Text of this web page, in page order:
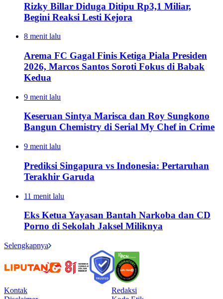
Rizky Billar Diduga Ditipu Rp3,1 Miliar,
Begini Reaksi Lesti Kejora
8 menit lalu
Arema FC Gagal Finis Ketiga Piala Presiden
2026, Marcos Santos Soroti Fokus di Babak
Kedua
9 menit lalu
Keseruan Sintya Marisca dan Roy Sungkono
Bangun Chemistry di Serial My Chef in Crime
9 menit lalu
Prediksi Singapura vs Indonesia: Pertaruhan
Terakhir Garuda
11 menit lalu
Eks Ketua Yayasan Bantah Narkoba dan CD
Porno di Sekolah Jaksel Miliknya
Selengkapnya
Kontak
Redaksi